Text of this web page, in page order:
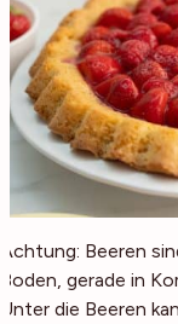
Achtung: Beeren
Boden, gerade in
Unter die Beeren